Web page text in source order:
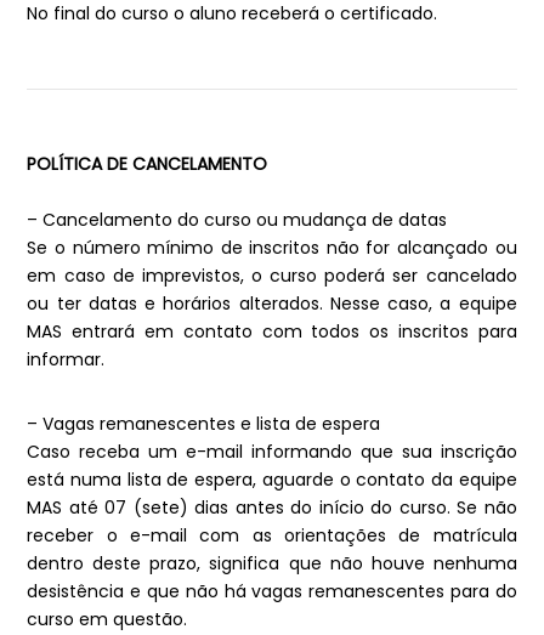
No final do curso o aluno receberá o certificado.
POLÍTICA DE CANCELAMENTO
– Cancelamento do curso ou mudança de datas
Se o número mínimo de inscritos não for alcançado ou
em caso de imprevistos, o curso poderá ser cancelado
ou ter datas e horários alterados. Nesse caso, a equipe
MAS entrará em contato com todos os inscritos para
informar.
– Vagas remanescentes e lista de espera
Caso receba um e-mail informando que sua inscrição
está numa lista de espera, aguarde o contato da equipe
MAS até 07 (sete) dias antes do início do curso. Se não
receber o e-mail com as orientações de matrícula
dentro deste prazo, significa que não houve nenhuma
desistência e que não há vagas remanescentes para do
curso em questão.